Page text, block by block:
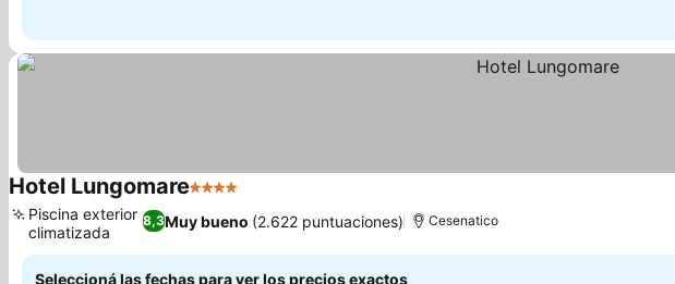
Hotel Lungomare4 Estrellas
8,3Muy bueno (2.622 puntuaciones)
Piscina exterior
climatizada
Cesenatico
Seleccioná las fechas para ver los precios exactos